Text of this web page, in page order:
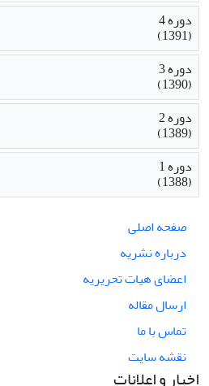
دوره 4
(1391)
دوره 3
(1390)
دوره 2
(1389)
دوره 1
(1388)
صفحه اصلی
درباره نشریه
اعضای هیات تحریریه
ارسال مقاله
تماس با ما
نقشه سایت
اخبار و اعلانات